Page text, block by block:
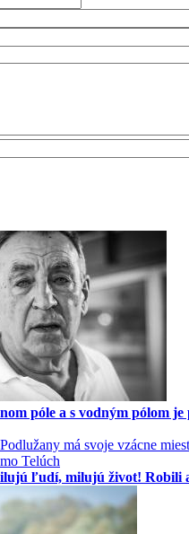
póle a s vodným pólom
ľudí, milujú život! Robili